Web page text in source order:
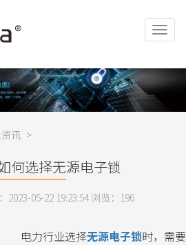
讯 >
何选择无源电子锁
05-22 19:23:54 浏览： 196
电力行业选择无源电子锁时，需